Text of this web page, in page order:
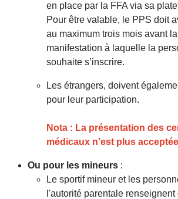
en place par la FFA via sa
Pour être valable, le PPS doit
au maximum trois mois avant
manifestation à laquelle la
souhaite s’inscrire.
Les étrangers, doivent
pour leur participation.
Nota : La présentation des
médicaux n’est plus
Ou pour les mineurs :
Le sportif mineur et les
l'autorité parentale